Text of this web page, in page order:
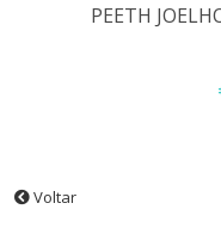
PEETH
Voltar